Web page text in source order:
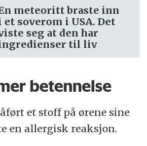
meteoritt braste inn
et soverom i USA. Det
seg at den har
til liv
betennelse
et stoff på ørene sine
en allergisk reaksjon.